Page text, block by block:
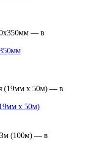
х 50м)